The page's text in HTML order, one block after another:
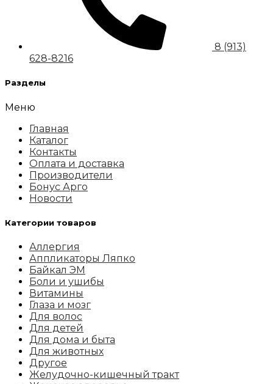
8 (913)
628-8216
Разделы
Меню
Главная
Каталог
Контакты
Оплата и доставка
Производители
Бонус Арго
Новости
Категории товаров
Аллергия
Аппликаторы Ляпко
Байкал ЭМ
Боли и ушибы
Витамины
Глаза и мозг
Для волос
Для детей
Для дома и быта
Для животных
Другое
Желудочно-кишечный тракт